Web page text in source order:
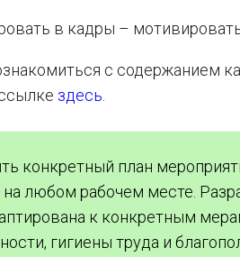
в кадры –
с содержанием
здесь
конкретный план
на любом рабочем месте.
к конкретным
гигиены труда и